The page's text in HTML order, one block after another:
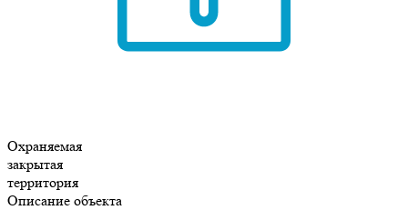
Охраняемая
закрытая
территория
Описание объекта